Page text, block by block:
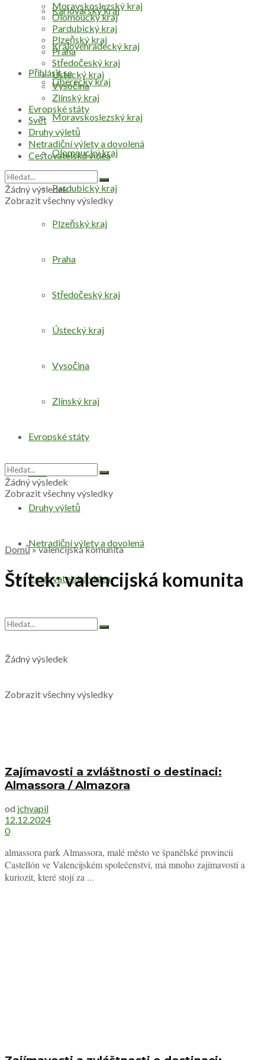
Přihlásit se
Karlovarský kraj
Královéhradecký kraj
Liberecký kraj
Moravskoslezský kraj
Olomoucký kraj
Pardubický kraj
Plzeňský kraj
Praha
Středočeský kraj
Ústecký kraj
Vysočina
Zlínský kraj
Evropské státy
Svět
Druhy výletů
Netradiční výlety a dovolená
Cestovatelská videa
Žádný výsledek
Zobrazit všechny výsledky
Moravskoslezský kraj
Olomoucký kraj
Pardubický kraj
Plzeňský kraj
Praha
Středočeský kraj
Ústecký kraj
Vysočina
Zlínský kraj
Evropské státy
Svět
Druhy výletů
Netradiční výlety a dovolená
Cestovatelská videa
Žádný výsledek
Zobrazit všechny výsledky
Žádný výsledek
Zobrazit všechny výsledky
Domů»valencijská komunita
Štítek:valencijská komunita
Zajímavosti a zvláštnosti o destinaci:
Almassora / Almazora
od jchvapil
12.12.2024
0
almassora park Almassora, malé město ve španělské provincii
Castellón ve Valencijském společenství, má mnoho zajímavostí a
kuriozit, které stojí za ...